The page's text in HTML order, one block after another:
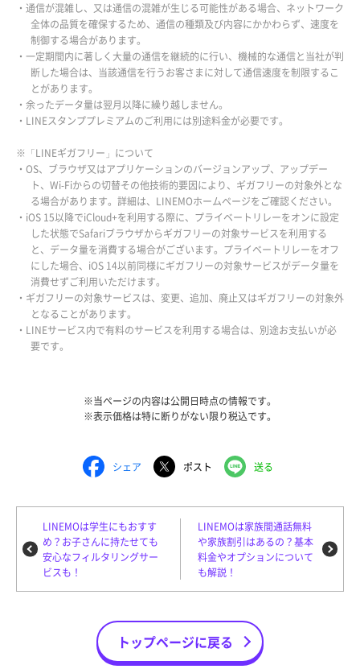
・通信が混雑し、又は通信の混雑が生じる可能性がある場合、ネットワーク
全体の品質を確保するため、通信の種類及び内容にかかわらず、速度を
制御する場合があります。
・一定期間内に著しく大量の通信を継続的に行い、機械的な通信と当社が判
断した場合は、当該通信を行うお客さまに対して通信速度を制限するこ
とがあります。
・余ったデータ量は翌月以降に繰り越しません。
・LINEスタンププレミアムのご利用には別途料金が必要です。
※「LINEギガフリー」について
・OS、ブラウザ又はアプリケーションのバージョンアップ、アップデー
ト、Wi-Fiからの切替その他技術的要因により、ギガフリーの対象外とな
る場合があります。詳細は、LINEMOホームページをご確認ください。
・iOS 15以降でiCloud+を利用する際に、プライベートリレーをオンに設定
した状態でSafariブラウザからギガフリーの対象サービスを利用する
と、データ量を消費する場合がございます。プライベートリレーをオフ
にした場合、iOS 14以前同様にギガフリーの対象サービスがデータ量を
消費せずご利用いただけます。
・ギガフリーの対象サービスは、変更、追加、廃止又はギガフリーの対象外
となることがあります。
・LINEサービス内で有料のサービスを利用する場合は、別途お支払いが必
要です。
※当ページの内容は公開日時点の情報です。
※表示価格は特に断りがない限り税込です。
シェア ポスト 送る
LINEMOは学生にもおすす
め？お子さんに持たせても
安心なフィルタリングサー
ビスも！
LINEMOは家族間通話無料
や家族割引はあるの？基本
料金やオプションについて
も解説！
トップページに戻る